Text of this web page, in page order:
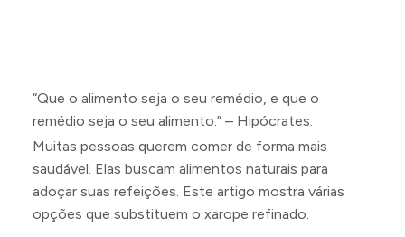
“Que o alimento seja o seu remédio, e que o
remédio seja o seu alimento.” – Hipócrates.
Muitas pessoas querem comer de forma mais
saudável. Elas buscam alimentos naturais para
adoçar suas refeições. Este artigo mostra várias
opções que substituem o xarope refinado.